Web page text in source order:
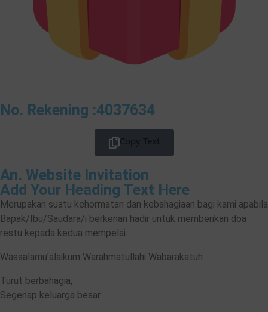
No. Rekening :4037634
Copy Text
An. Website Invitation
Add Your Heading Text Here
Merupakan suatu kehormatan dan kebahagiaan bagi kami apabila
Bapak/Ibu/Saudara/i berkenan hadir untuk memberikan doa
restu kepada kedua mempelai.
Wassalamu’alaikum Warahmatullahi Wabarakatuh
Turut berbahagia,
Segenap keluarga besar